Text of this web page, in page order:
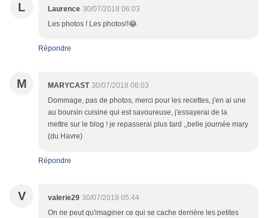
L Laurence 30/07/2018 06:03
Les photos ! Les photos!!😂
Répondre
M MARYCAST 30/07/2018 06:03
Dommage, pas de photos, merci pour les recettes, j'en ai une
au boursin cuisine qui est savoureuse, j'essayerai de la
mettre sur le blog ! je repasserai plus tard ,,belle journée mary
(du Havre)
Répondre
V valerie29 30/07/2018 05:44
On ne peut qu'imaginer ce qui se cache derrière les petites